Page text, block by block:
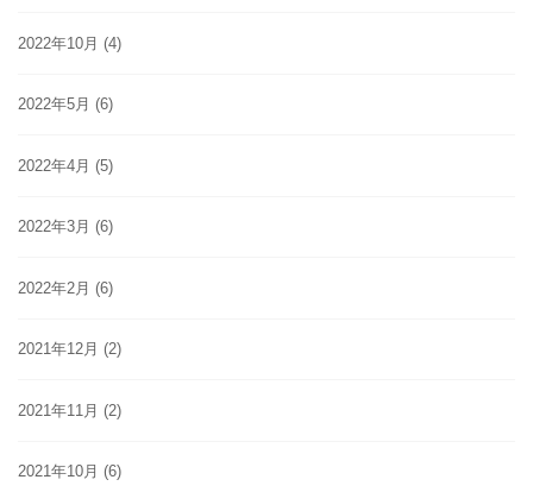
2022年10月 (4)
2022年5月 (6)
2022年4月 (5)
2022年3月 (6)
2022年2月 (6)
2021年12月 (2)
2021年11月 (2)
2021年10月 (6)